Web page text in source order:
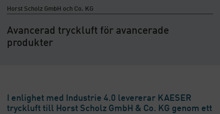
Lösningar
-
Översikt
Service
-
Översikt
Horst Scholz GmbH och Co. KG
Avancerad tryckluft för avancerade
produkter
I enlighet med Industrie 4.0 levererar KAESER
tryckluft till Horst Scholz GmbH & Co. KG genom ett